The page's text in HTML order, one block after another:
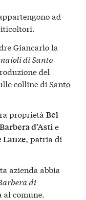
ad
Giancarlo la
di Santo
del
colline diSanto
proprietàBel
Barbera d’Astie
Lanze, patria di
azienda abbia
di
comune.